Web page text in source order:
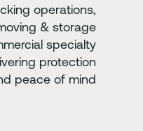
operations,
moving & storage
specialty
protection
and peace of mind.